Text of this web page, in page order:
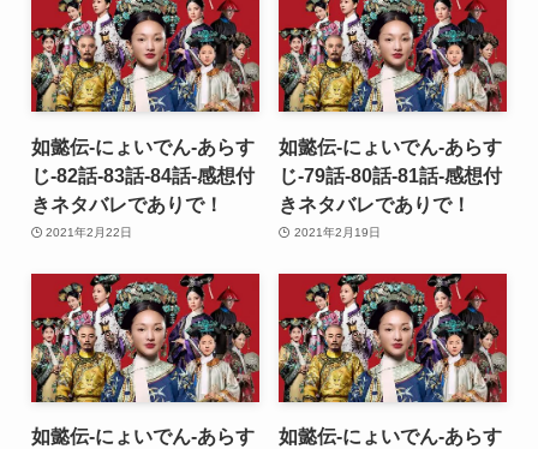
如懿伝-にょいでん-あらす
じ-82話-83話-84話-感想付
きネタバレでありで！
2021年2月22日
如懿伝-にょいでん-あらす
じ-79話-80話-81話-感想付
きネタバレでありで！
2021年2月19日
如懿伝-にょいでん-あらす
如懿伝-にょいでん-あらす